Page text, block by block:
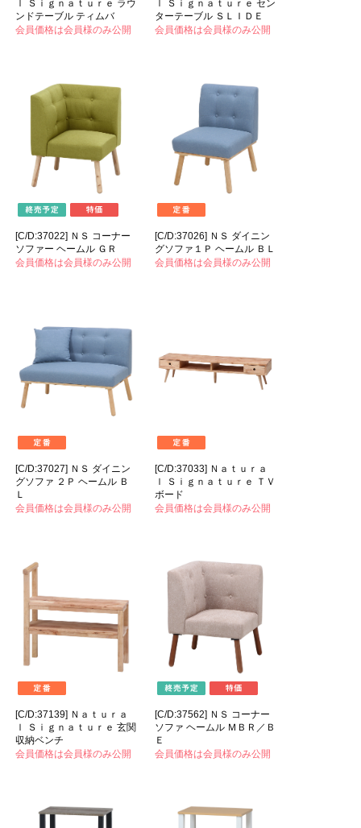
ｌ Ｓｉｇｎａｔｕｒｅ ラウ
ンドテーブル ティムバ
会員価格は会員様のみ公開
ｌ Ｓｉｇｎａｔｕｒｅ セン
ターテーブル ＳＬＩＤＥ
会員価格は会員様のみ公開
[C/D:37022] ＮＳ コーナー
ソファー ヘームル ＧＲ
会員価格は会員様のみ公開
[C/D:37026] ＮＳ ダイニン
グソファ１Ｐ ヘームル ＢＬ
会員価格は会員様のみ公開
[C/D:37027] ＮＳ ダイニン
グソファ ２Ｐ ヘームル Ｂ
Ｌ
会員価格は会員様のみ公開
[C/D:37033] Ｎａｔｕｒａ
ｌ Ｓｉｇｎａｔｕｒｅ ＴＶ
ボード
会員価格は会員様のみ公開
[C/D:37139] Ｎａｔｕｒａ
ｌ Ｓｉｇｎａｔｕｒｅ 玄関
収納ベンチ
会員価格は会員様のみ公開
[C/D:37562] ＮＳ コーナー
ソファ ヘームル ＭＢＲ／Ｂ
Ｅ
会員価格は会員様のみ公開